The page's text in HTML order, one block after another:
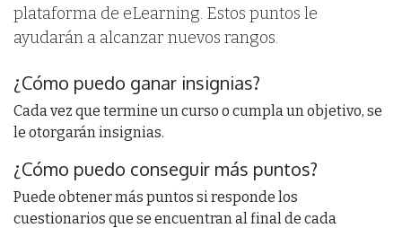
plataforma de eLearning. Estos puntos le
ayudarán a alcanzar nuevos rangos.
¿Cómo puedo ganar insignias?
Cada vez que termine un curso o cumpla un objetivo, se
le otorgarán insignias.
¿Cómo puedo conseguir más puntos?
Puede obtener más puntos si responde los
cuestionarios que se encuentran al final de cada